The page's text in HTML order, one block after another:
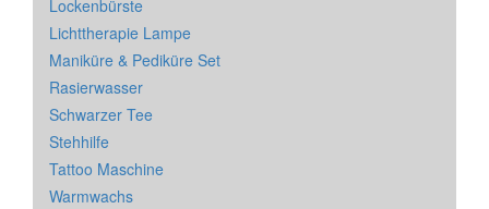
Lockenbürste
Lichttherapie Lampe
Maniküre & Pediküre Set
Rasierwasser
Schwarzer Tee
Stehhilfe
Tattoo Maschine
Warmwachs